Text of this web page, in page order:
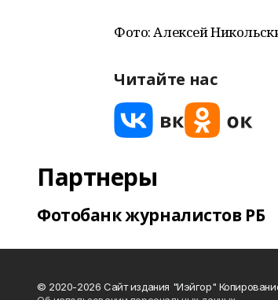
Фото: Алексей
Читайте нас
Партнеры
Фотобанк журналистов РБ
© 2020-2026 Сайт издания "Иэйгор"